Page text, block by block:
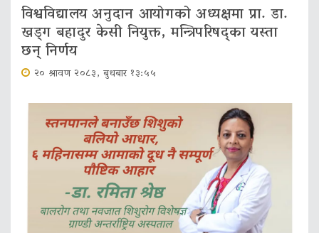
विश्वविद्यालय अनुदान आयोगको अध्यक्षमा प्रा. डा.
खड्ग बहादुर केसी नियुक्त, मन्त्रिपरिषद्का यस्ता
छन् निर्णय
२० श्रावण २०८३, बुधबार १३:५५